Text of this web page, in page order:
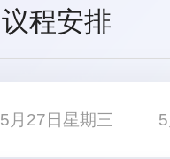
议程安排
5月27日星期三